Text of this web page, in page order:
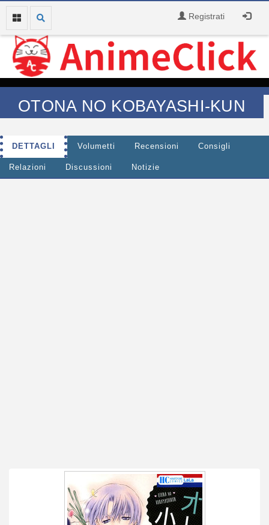
Registrati
OTONA NO KOBAYASHI-KUN
DETTAGLI Volumetti Recensioni Consigli
Relazioni Discussioni Notizie